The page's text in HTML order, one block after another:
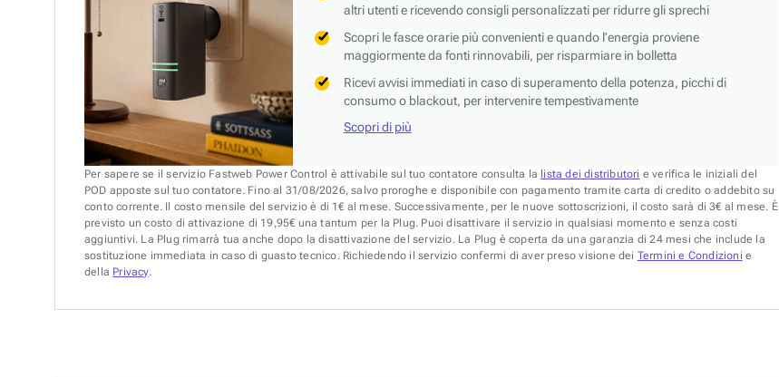
altri utenti e ricevendo consigli personalizzati per ridurre gli sprechi
Scopri le fasce orarie più convenienti e quando l’energia proviene
maggiormente da fonti rinnovabili, per risparmiare in bolletta
Ricevi avvisi immediati in caso di superamento della potenza, picchi di
consumo o blackout, per intervenire tempestivamente
Scopri di più
Per sapere se il servizio Fastweb Power Control è attivabile sul tuo contatore consulta la lista dei distributori e verifica le iniziali del
POD apposte sul tuo contatore. Fino al 31/08/2026, salvo proroghe e disponibile con pagamento tramite carta di credito o addebito su
conto corrente. Il costo mensile del servizio è di 1€ al mese. Successivamente, per le nuove sottoscrizioni, il costo sarà di 3€ al mese. È
previsto un costo di attivazione di 19,95€ una tantum per la Plug. Puoi disattivare il servizio in qualsiasi momento e senza costi
aggiuntivi. La Plug rimarrà tua anche dopo la disattivazione del servizio. La Plug è coperta da una garanzia di 24 mesi che include la
sostituzione immediata in caso di guasto tecnico. Richiedendo il servizio confermi di aver preso visione dei Termini e Condizioni e
della Privacy.